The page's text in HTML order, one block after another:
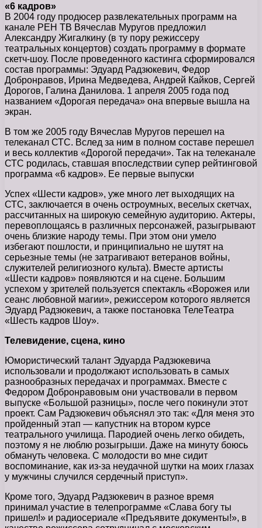
«6 кадров»
В 2004 году продюсер развлекательных программ на
канале РЕН ТВ Вячеслав Муругов предложил
Александру Жигалкину (в ту пору режиссеру
театральных концертов) создать программу в формате
скетч-шоу. После проведенного кастинга сформировался
состав программы: Эдуард Радзюкевич, Федор
Добронравов, Ирина Медведева, Андрей Кайков, Сергей
Дорогов, Галина Данилова. 1 апреля 2005 года под
названием «Дорогая передача» она впервые вышла на
экран.
В том же 2005 году Вячеслав Муругов перешел на
телеканал СТС. Вслед за ним в полном составе перешел
и весь коллектив «Дорогой передачи». Так на телеканале
СТС родилась, ставшая впоследствии супер рейтинговой
программа «6 кадров». Ее первые выпуски
Успех «Шести кадров», уже много лет выходящих на
СТС, заключается в очень остроумных, веселых скетчах,
рассчитанных на широкую семейную аудиторию. Актеры,
перевоплощаясь в различных персонажей, разыгрывают
очень близкие народу темы. При этом они умело
избегают пошлости, и принципиально не шутят на
серьезные темы (не затрагивают ветеранов войны,
служителей религиозного культа). Вместе артисты
«Шести кадров» появляются и на сцене. Большим
успехом у зрителей пользуется спектакль «Ворожея или
сеанс любовной магии», режиссером которого является
Эдуард Радзюкевич, а также постановка ТелеТеатра
«Шесть кадров Шоу».
Телевидение, сцена, кино
Юмористический талант Эдуарда Радзюкевича
использовали и продолжают использовать в самых
разнообразных передачах и программах. Вместе с
Федором Добронравовым они участвовали в первом
выпуске «Большой разницы», после чего покинули этот
проект. Сам Радзюкевич объяснял это так: «Для меня это
пройденный этап — капустник на втором курсе
театрального училища. Пародией очень легко обидеть,
поэтому я не люблю розыгрыши. Даже на минуту боюсь
обмануть человека. С молодости во мне сидит
воспоминание, как из-за неудачной шутки на моих глазах
у мужчины случился сердечный приступ».
Кроме того, Эдуард Радзюкевич в разное время
принимал участие в телепрограмме «Слава богу ты
пришел!» и радиосериале «Предъявите документы!», в